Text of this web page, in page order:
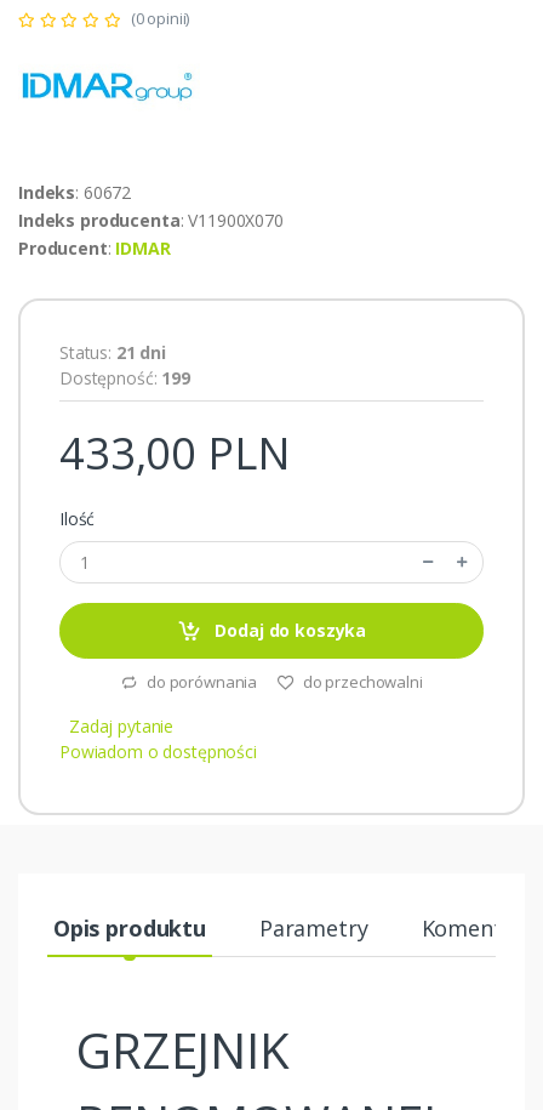
(0 opinii)
Indeks: 60672
Indeks producenta: V11900X070
Producent: IDMAR
Status: 21 dni
Dostępność: 199
433,00 PLN
Ilość
Dodaj do koszyka
do porównania do przechowalni
Zadaj pytanie
Powiadom o dostępności
Opis produktu Parametry
GRZEJNIK